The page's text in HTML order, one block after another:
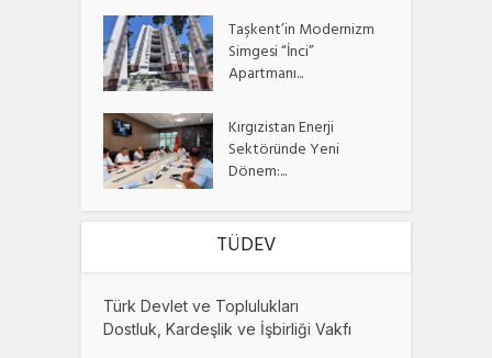
Taşkent’in Modernizm
Simgesi “İnci”
Apartmanı...
Kırgızistan Enerji
Sektöründe Yeni
Dönem:...
TÜDEV
Türk Devlet ve Toplulukları
Dostluk, Kardeşlik ve İşbirliği Vakfı